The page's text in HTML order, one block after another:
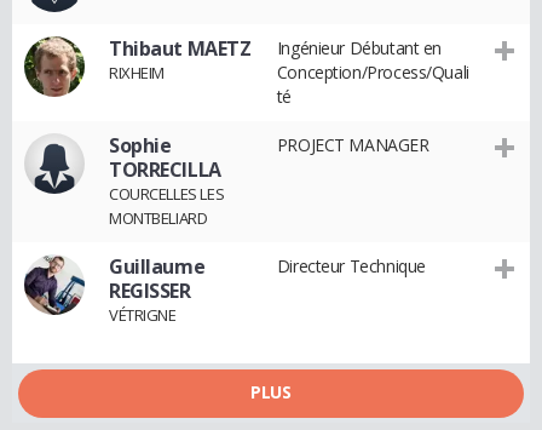
Thibaut MAETZ
RIXHEIM
Ingénieur Débutant en
Conception/Process/Quali
té
Sophie
TORRECILLA
COURCELLES LES
MONTBELIARD
PROJECT MANAGER
Guillaume
REGISSER
VÉTRIGNE
Directeur Technique
PLUS